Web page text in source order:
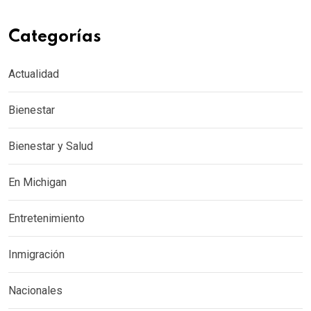
Categorías
Actualidad
Bienestar
Bienestar y Salud
En Michigan
Entretenimiento
Inmigración
Nacionales